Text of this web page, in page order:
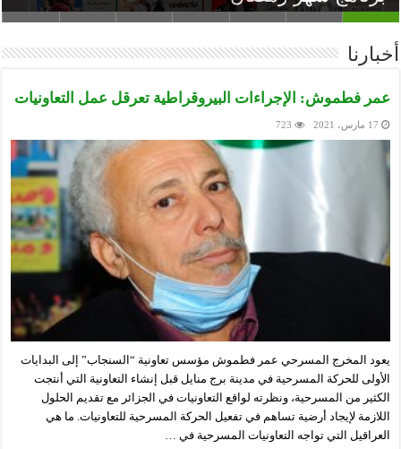
أخبارنا
عمر فطموش: الإجراءات البيروقراطية تعرقل عمل التعاونيات
17 مارس، 2021 723
يعود المخرج المسرحي عمر فطموش مؤسس تعاونية “السنجاب” إلى البدايات
الأولى للحركة المسرحية في مدينة برج منايل قبل إنشاء التعاونية التي أنتجت
الكثير من المسرحية، ونظرته لواقع التعاونيات في الجزائر مع تقديم الحلول
اللازمة لإيجاد أرضية تساهم في تفعيل الحركة المسرحية للتعاونيات. ما هي
العراقيل التي تواجه التعاونيات المسرحية في …